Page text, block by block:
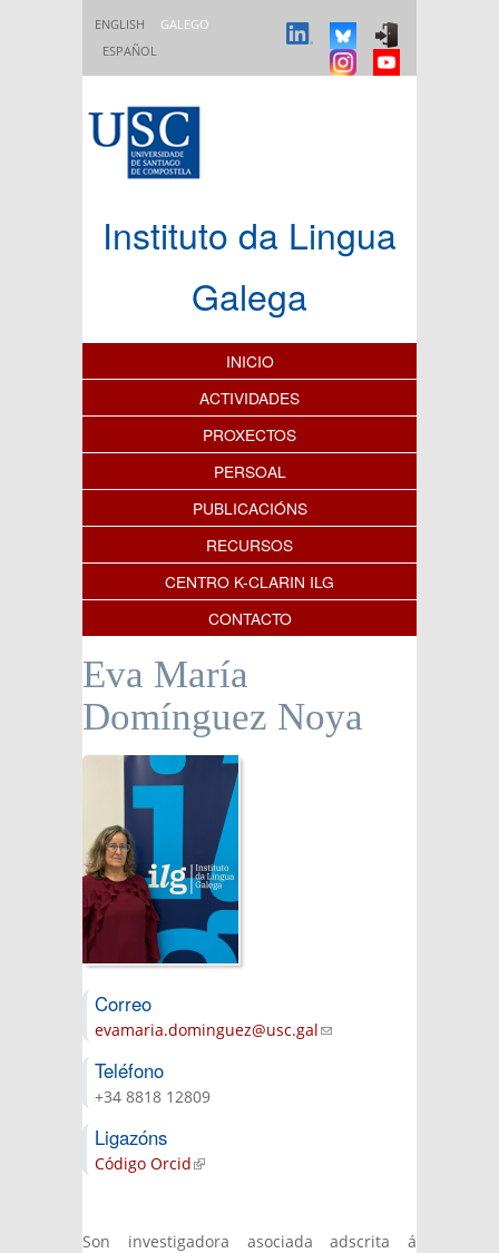
ENGLISH
GALEGO
ESPAÑOL
Instituto da Lingua
Galega
Índice de contidos
INICIO
ACTIVIDADES
PROXECTOS
PERSOAL
PUBLICACIÓNS
RECURSOS
CENTRO K-CLARIN ILG
CONTACTO
Eva María
Domínguez Noya
Correo
evamaria.dominguez@usc.gal(link sends
Teléfono
+34 8818 12809
Ligazóns
Código Orcid(link is external)
Son investigadora asociada adscrita á